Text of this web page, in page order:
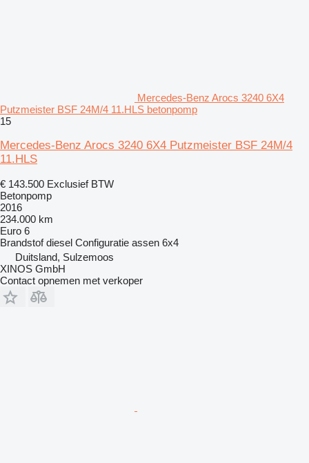
Mercedes-Benz Arocs 3240 6X4
Putzmeister BSF 24M/4 11.HLS betonpomp
15
Mercedes-Benz Arocs 3240 6X4 Putzmeister BSF 24M/4
11.HLS
€ 143.500 Exclusief BTW
Betonpomp
2016
234.000 km
Euro 6
Brandstof diesel Configuratie assen 6x4
Duitsland, Sulzemoos
XINOS GmbH
Contact opnemen met verkoper